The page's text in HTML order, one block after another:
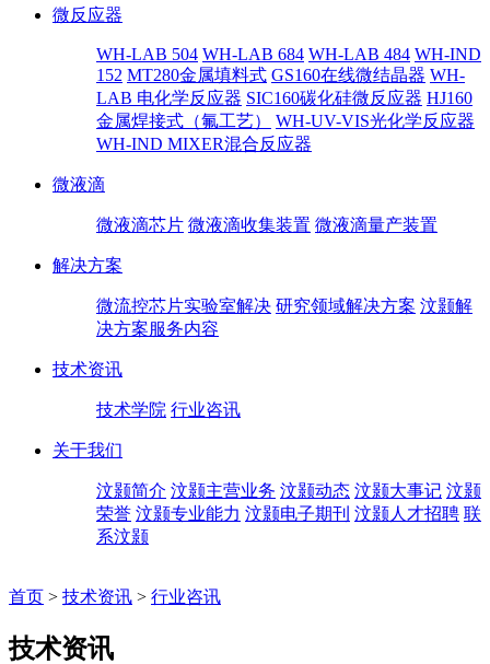
微反应器
WH-LAB 504 WH-LAB 684 WH-LAB 484 WH-IND
152 MT280金属填料式 GS160在线微结晶器 WH-
LAB 电化学反应器 SIC160碳化硅微反应器 HJ160
金属焊接式（氟工艺）
WH-UV-VIS光化学反应器
WH-IND MIXER混合反应器
微液滴
微液滴芯片 微液滴收集装置 微液滴量产装置
解决方案
微流控芯片实验室解决 研究领域解决方案 汶颢解
决方案服务内容
技术资讯
技术学院 行业咨讯
关于我们
汶颢简介 汶颢主营业务 汶颢动态 汶颢大事记 汶颢
荣誉 汶颢专业能力 汶颢电子期刊 汶颢人才招聘 联
系汶颢
首页 > 技术资讯 > 行业咨讯
技术资讯